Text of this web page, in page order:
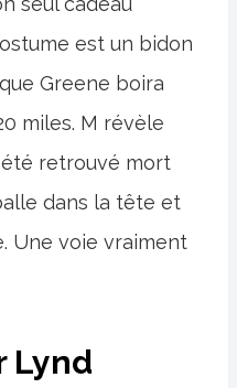
est un bidon
Greene boira
miles. M révèle
retrouvé mort
dans la tête et
Une voie vraiment
Lynd